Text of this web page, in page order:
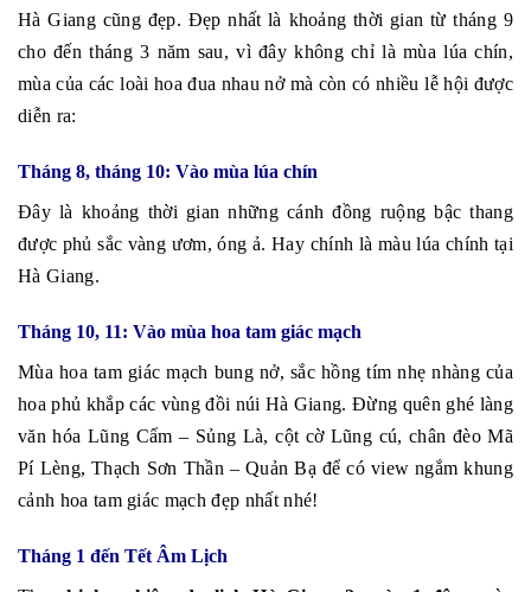
Hà Giang cũng đẹp. Đẹp nhất là khoảng thời gian từ tháng 9
cho đến tháng 3 năm sau, vì đây không chỉ là mùa lúa chín,
mùa của các loài hoa đua nhau nở mà còn có nhiều lễ hội được
diễn ra:
Tháng 8, tháng 10: Vào mùa lúa chín
Đây là khoảng thời gian những cánh đồng ruộng bậc thang
được phủ sắc vàng ươm, óng ả. Hay chính là màu lúa chính tại
Hà Giang.
Tháng 10, 11: Vào mùa hoa tam giác mạch
Mùa hoa tam giác mạch bung nở, sắc hồng tím nhẹ nhàng của
hoa phủ khắp các vùng đồi núi Hà Giang. Đừng quên ghé làng
văn hóa Lũng Cẩm – Sủng Là, cột cờ Lũng cú, chân đèo Mã
Pí Lèng, Thạch Sơn Thần – Quản Bạ để có view ngắm khung
cảnh hoa tam giác mạch đẹp nhất nhé!
Tháng 1 đến Tết Âm Lịch